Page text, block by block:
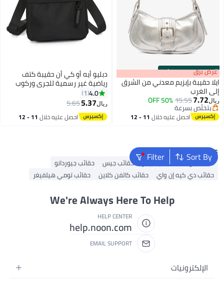
00m:00s
·
100% Left عرض برق
ايلا حقيبة بإبزيم معدني من الشرق
إلى الغرب
ريال7.72
15.55
50% OFF
بتخلّص بسرعة
بتخلّص بسرعةاحصل عليه خلال 11 - 12
دبليو أيه أو كي أن حقيبة كتف
رياضية غير رسمية للجري وركوب
الدراجات، مناسبة للرجال والنساء،
مصنوعة من النايلون، تحتوي على
جيب للهاتف المحمول، حقيبة أنيقة
وعملية للأنشطة الخارجية والرياضية،
4.0
1
ريال5.37
5.65
احصل عليه خلال 11 - 12
Sort By
FilterPopular Searches
شنط ألدو حقائب تيد بيكر حقائب جيس
حقائب جيوردانو
حقائب دي كيه إن واي
حقائب كالفن كلاين حقائب تومي هيلفيغر
We're Always Here To Help
HELP CENTER
help.noon.com
EMAIL SUPPORT
الإلكترونيات